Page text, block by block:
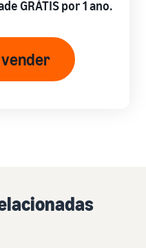
GRÁTIS por 1 ano.
vender